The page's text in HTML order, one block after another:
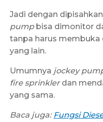
Jadi dengan dipisahkan
pumpbisa dimonitor
tanpa harus membuka
yang lain.
Umumnya jockey
fire sprinklerdan
yang sama.
Baca juga: Fungsi